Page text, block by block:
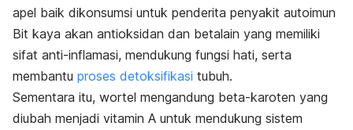
apel baik dikonsumsi untuk penderita penyakit autoimun
Bit kaya akan antioksidan dan betalain yang memiliki
sifat anti-inflamasi, mendukung fungsi hati, serta
membantu proses detoksifikasi tubuh.
Sementara itu, wortel mengandung beta-karoten yang
diubah menjadi vitamin A untuk mendukung sistem